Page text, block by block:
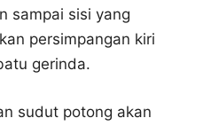
sampai sisi yang
persimpangan kiri
gerinda.
sudut potong akan